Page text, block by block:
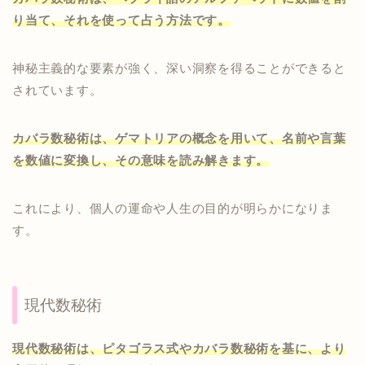
り当て、それを使って占う方法です。
神秘主義的な要素が強く、深い洞察を得ることができると
されています。
カバラ数秘術は、ゲマトリアの概念を用いて、名前や言葉
を数値に変換し、その意味を読み解きます。
これにより、個人の運命や人生の目的が明らかになりま
す。
現代数秘術
現代数秘術は、ピタゴラス式やカバラ数秘術を基に、より